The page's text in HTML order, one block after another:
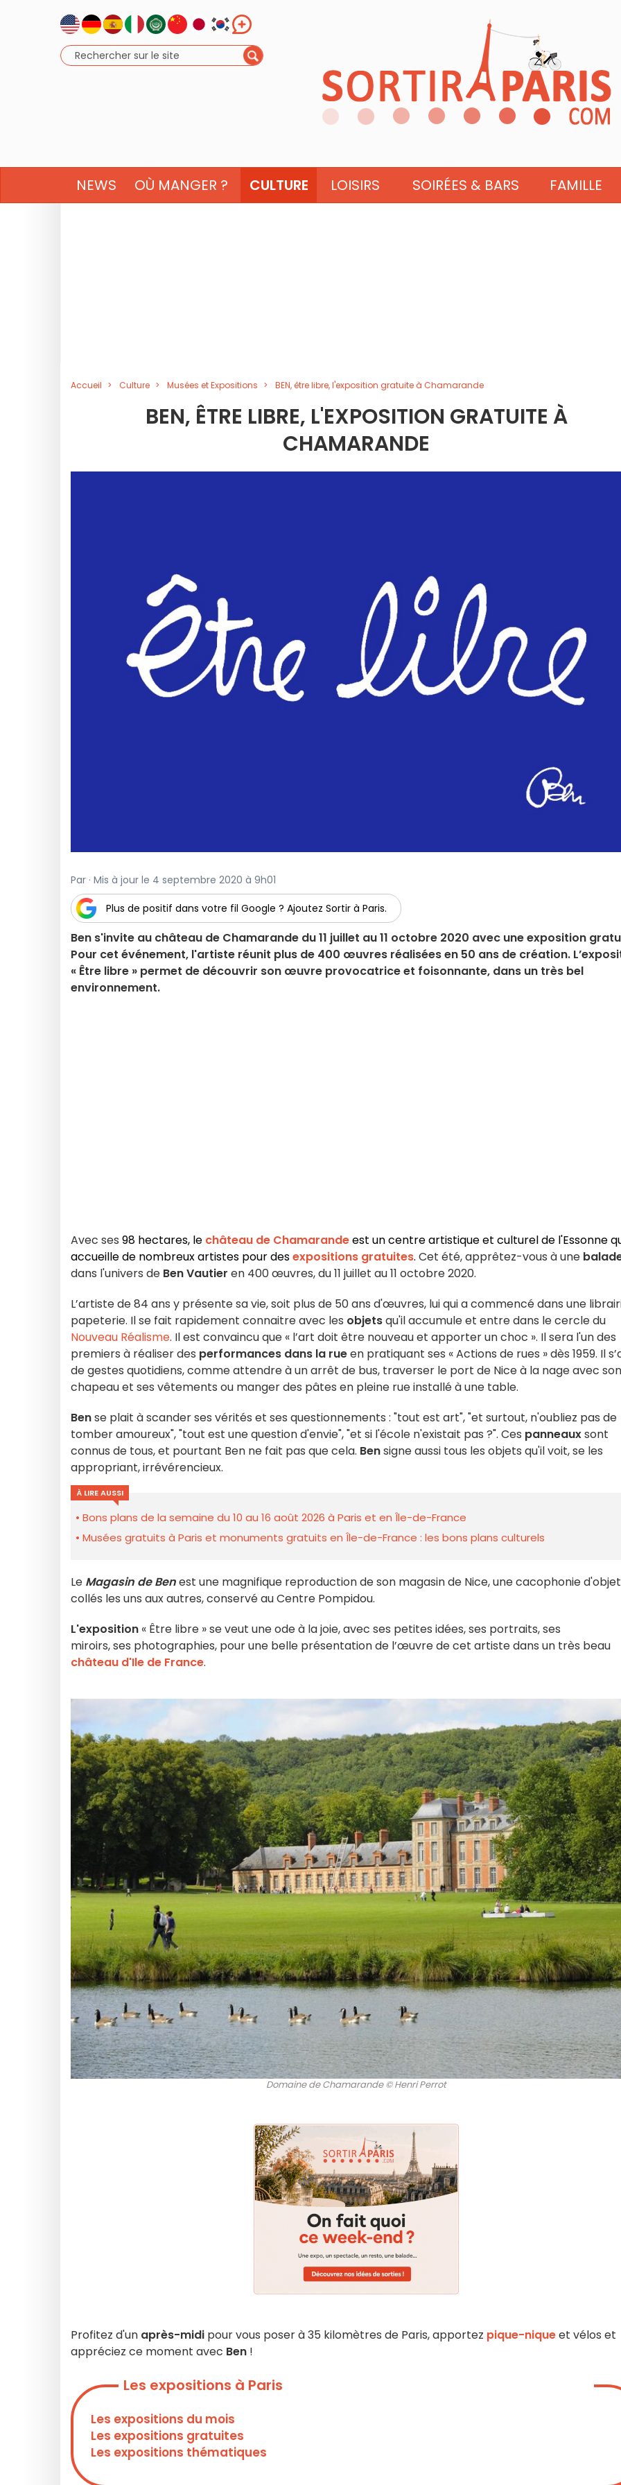
NEWS OÙ MANGER ? CULTURE LOISIRS SOIRÉES & BARS FAMILLE
Accueil Culture Musées et Expositions BEN, être libre, l'exposition gratuite à Chamarande
BEN, ÊTRE LIBRE, L'EXPOSITION GRATUITE À
CHAMARANDE
Par · Mis à jour le 4 septembre 2020 à 9h01
Plus de positif dans votre fil Google ? Ajoutez Sortir à Paris.
Ben s'invite au château de Chamarande du 11 juillet au 11 octobre 2020 avec une exposition
Pour cet événement, l'artiste réunit plus de 400 œuvres réalisées en 50 ans de création.
« Être libre » permet de découvrir son œuvre provocatrice et foisonnante, dans un très bel
environnement.
Avec ses 98 hectares, le château de Chamarandeest un centre artistique et culturel de l'Essonne
accueille de nombreux artistes pour desexpositions gratuites. Cet été, apprêtez-vous à une
dans l'univers de Ben Vautier en 400 œuvres, du 11 juillet au 11 octobre 2020.
L’artiste de 84 ans y présente sa vie, soit plus de 50 ans d'œuvres, lui qui a commencé dans une
papeterie. Il se fait rapidement connaitre avec les objetsqu'il accumule et entre dans le cercle du
Nouveau Réalisme. Il est convaincu que « l’art doit être nouveau et apporter un choc ». Il sera l'un des
premiers à réaliser des performances dans la rueen pratiquant ses « Actions de rues » dès 1959. Il
de gestes quotidiens, comme attendre à un arrêt de bus, traverser le port de Nice à la nage avec son
chapeau et ses vêtements ou manger des pâtes en pleine rue installé à une table.
Bense plait à scander ses vérités et ses questionnements : "tout est art", "et surtout, n'oubliez pas de
tomber amoureux", "tout est une question d'envie", "et si l'école n'existait pas ?". Ces panneauxsont
connus de tous, et pourtant Ben ne fait pas que cela. Bensigne aussi tous les objets qu'il voit, se les
appropriant, irrévérencieux.
À LIRE AUSSI
Bons plans de la semaine du 10 au 16 août 2026 à Paris et en Île-de-France
Musées gratuits à Paris et monuments gratuits en Île-de-France : les bons plans culturels
Le Magasin de Benest une magnifique reproduction de son magasin de Nice, une cacophonie
collés les uns aux autres, conservé au Centre Pompidou.
L'exposition « Être libre » se veut une ode à la joie, avec ses petites idées, ses portraits, ses
miroirs, ses photographies, pour une belle présentation de l’œuvre de cet artiste dans un très beau
château d'Ile de France.
Domaine de Chamarande © Henri Perrot
Profitez d'un après-midi pour vous poser à 35 kilomètres de Paris, apportez pique-niqueet vélos et
appréciez ce moment avec Ben !
Les expositions à Paris
Les expositions du mois
Les expositions gratuites
Les expositions thématiques